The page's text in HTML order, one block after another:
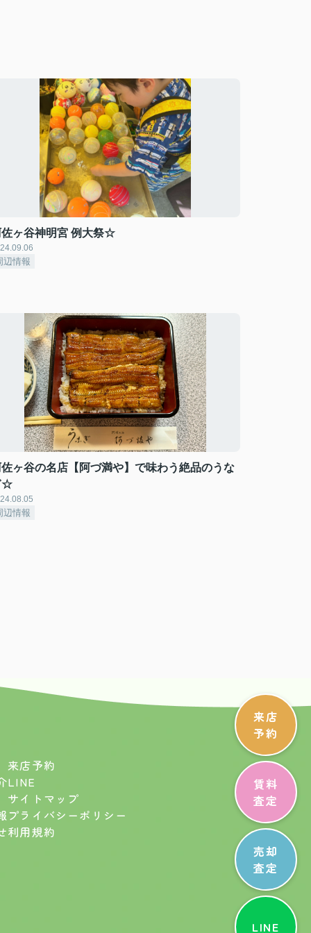
来店
予約
賃料
査定
売却
査定
LINE
ヶ谷神明宮 例大祭☆
辺情報
ヶ谷の名店【阿づ満や】で味わう絶品のうな
☆
辺情報
来店予約
LINE
サイトマップ
プライバシーポリシー
利用規約